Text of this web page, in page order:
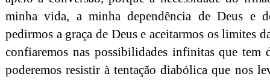
minha vida, a minha dependência de Deus e
pedirmos a graça de Deus e aceitarmos os limites
confiaremos nas possibilidades infinitas que tem
poderemos resistir à tentação diabólica que nos